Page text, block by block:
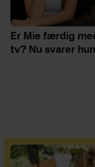
Er Mie færdig
tv? Nu svarer hun